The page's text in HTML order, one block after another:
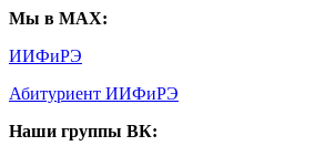
Мы в MAX:
ИИФиРЭ
Абитуриент ИИФиРЭ
Наши группы ВК: